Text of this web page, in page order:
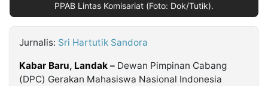
PPAB Lintas Komisariat (Foto: Dok/Tutik).
Jurnalis: Sri Hartutik Sandora
Kabar Baru, Landak – Dewan Pimpinan Cabang
(DPC) Gerakan Mahasiswa Nasional Indonesia